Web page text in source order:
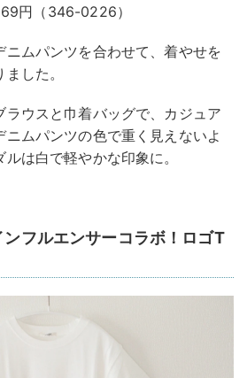
円（346-0226）
ニムパンツを合わせて、着やせを
した。
ラウスと巾着バッグで、カジュア
ニムパンツの色で重く見えないよ
は白で軽やかな印象に。
ンフルエンサーコラボ！ロゴT